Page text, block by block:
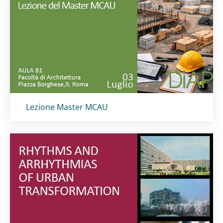
Titolo card:
Lezione Master MCAU